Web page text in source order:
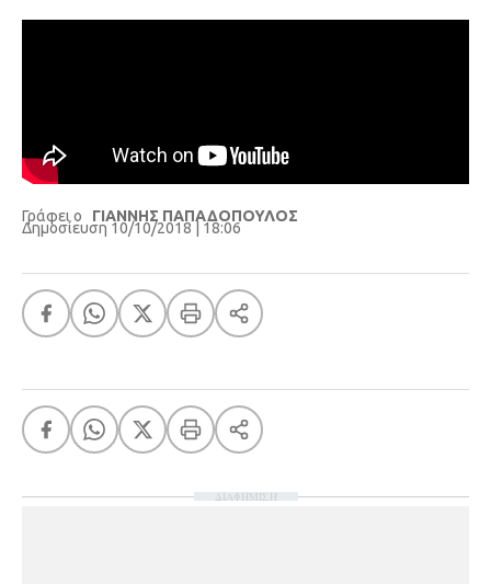
Γράφει ο ΓΙΑΝΝΗΣ ΠΑΠΑΔΟΠΟΥΛΟΣ
Δημοσίευση 10/10/2018 | 18:06
ΔΙΑΦΗΜΙΣΗ